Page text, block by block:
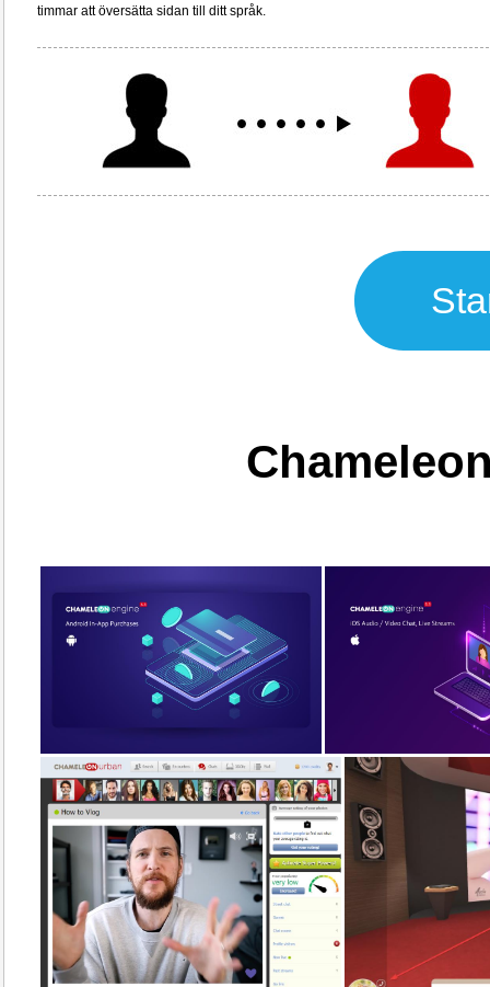
timmar att översätta sidan till ditt språk.